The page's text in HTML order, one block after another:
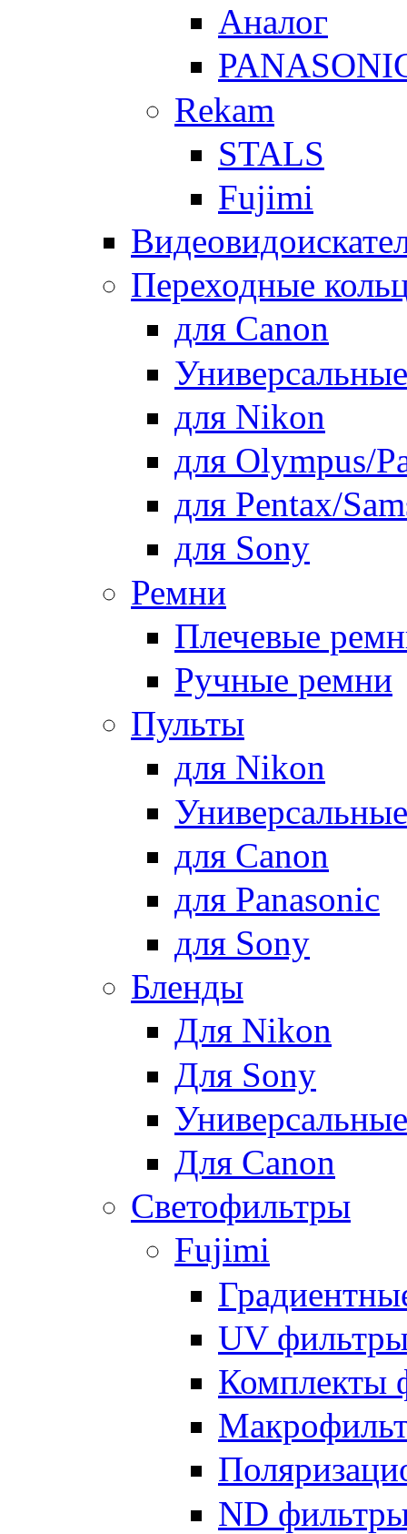
Аналог
Rekam
STALS
Fujimi
Переходные
для Canon
Универсальные
для Nikon
для Olympus/
для Pentax/
для Sony
Ремни
Плечевые
Ручные ремни
Пульты
для Nikon
Универсальные
для Canon
для Panasonic
для Sony
Бленды
Для Nikon
Для Sony
Универсальные
Для Canon
Светофильтры
Fujimi
UV
Комплекты
ND